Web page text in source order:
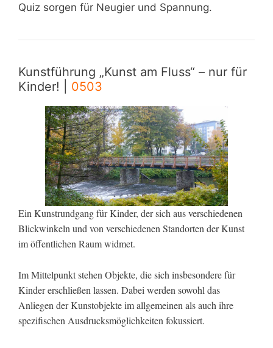
Quiz sorgen für Neugier und Spannung.
Kunstführung „Kunst am Fluss“ – nur für
Kinder! | 0503
Ein Kunstrundgang für Kinder, der sich aus verschiedenen
Blickwinkeln und von verschiedenen Standorten der Kunst
im öffentlichen Raum widmet.
Im Mittelpunkt stehen Objekte, die sich insbesondere für
Kinder erschließen lassen. Dabei werden sowohl das
Anliegen der Kunstobjekte im allgemeinen als auch ihre
spezifischen Ausdrucksmöglichkeiten fokussiert.